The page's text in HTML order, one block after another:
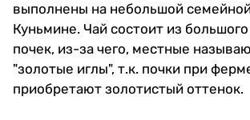
выполнены на небольшой
Куньмине. Чай состоит из
почек, из-за чего, местные
"золотые иглы", т.к. почки при
приобретают золотистый оттенок.